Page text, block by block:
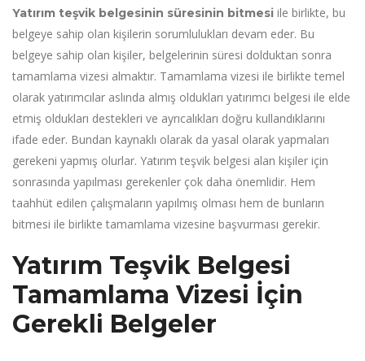
Yatırım teşvik belgesinin süresinin bitmesi ile birlikte, bu
belgeye sahip olan kişilerin sorumlulukları devam eder. Bu
belgeye sahip olan kişiler, belgelerinin süresi dolduktan sonra
tamamlama vizesi almaktır. Tamamlama vizesi ile birlikte temel
olarak yatırımcılar aslında almış oldukları yatırımcı belgesi ile elde
etmiş oldukları destekleri ve ayrıcalıkları doğru kullandıklarını
ifade eder. Bundan kaynaklı olarak da yasal olarak yapmaları
gerekeni yapmış olurlar. Yatırım teşvik belgesi alan kişiler için
sonrasında yapılması gerekenler çok daha önemlidir. Hem
taahhüt edilen çalışmaların yapılmış olması hem de bunların
bitmesi ile birlikte tamamlama vizesine başvurması gerekir.
Yatırım Teşvik Belgesi
Tamamlama Vizesi İçin
Gerekli Belgeler